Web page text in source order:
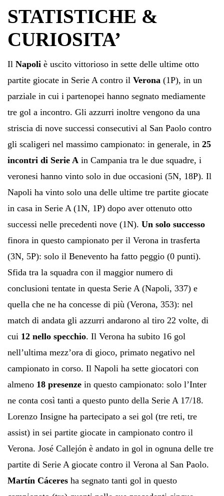
STATISTICHE &
CURIOSITA’
Il Napoli è uscito vittorioso in sette delle ultime otto
partite giocate in Serie A contro il Verona (1P), in un
parziale in cui i partenopei hanno segnato mediamente
tre gol a incontro. Gli azzurri inoltre vengono da una
striscia di nove successi consecutivi al San Paolo contro
gli scaligeri nel massimo campionato: in generale, in 25
incontri di Serie A in Campania tra le due squadre, i
veronesi hanno vinto solo in due occasioni (5N, 18P). Il
Napoli ha vinto solo una delle ultime tre partite giocate
in casa in Serie A (1N, 1P) dopo aver ottenuto otto
successi nelle precedenti nove (1N). Un solo successo
finora in questo campionato per il Verona in trasferta
(3N, 5P): solo il Benevento ha fatto peggio (0 punti).
Sfida tra la squadra con il maggior numero di
conclusioni tentate in questa Serie A (Napoli, 337) e
quella che ne ha concesse di più (Verona, 353): nel
match di andata gli azzurri andarono al tiro 22 volte, di
cui 12 nello specchio. Il Verona ha subito 16 gol
nell’ultima mezz’ora di gioco, primato negativo nel
campionato in corso. Il Napoli ha sette giocatori con
almeno 18 presenze in questo campionato: solo l’Inter
ne conta così tanti a questo punto della Serie A 17/18.
Lorenzo Insigne ha partecipato a sei gol (tre reti, tre
assist) in sei partite giocate in campionato contro il
Verona. José Callejón è andato in gol in ognuna delle tre
partite di Serie A giocate contro il Verona al San Paolo.
Martín Cáceres ha segnato tanti gol in questo